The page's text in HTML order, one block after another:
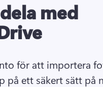
med
för att importera
på ett säkert sätt på